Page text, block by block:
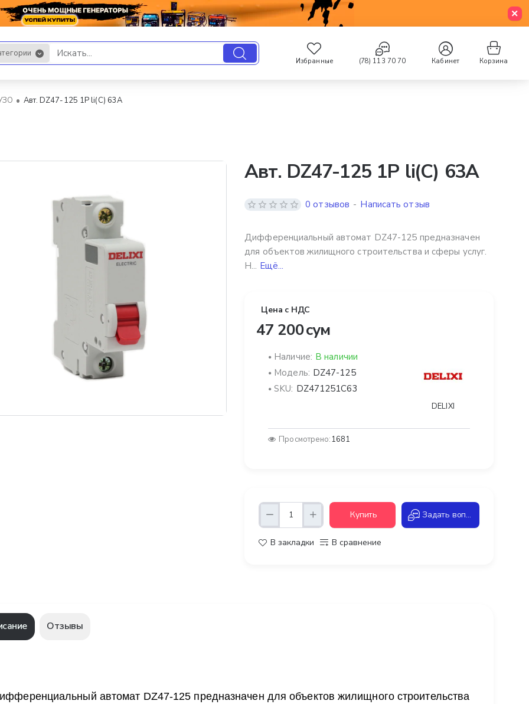
Избранные (78) 113 70 70 Кабинет Корзина
Авт. DZ47-125 1P li(C) 63A
Авт. DZ47-125 1P li(C) 63A
Дифференциальный автомат DZ47-125 предназначен
для объектов жилищного строительства и сферы услуг.
Н... Ещё...
0 отзывов - Написать отзыв
Цена с НДС
47 200 сум
Наличие: В наличии
Модель: DZ47-125
SKU: DZ471251C63
DELIXI
Просмотрено:1681
Купить Задать вопрос
В закладки В сравнение
Отзывы
автомат DZ47-125 предназначен для объектов жилищного строительства